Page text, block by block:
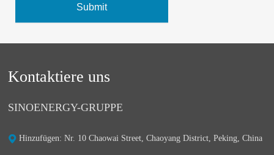
Submit
Kontaktiere uns
SINOENERGY-GRUPPE
Hinzufügen: Nr. 10 Chaowai Street, Chaoyang District, Peking, China